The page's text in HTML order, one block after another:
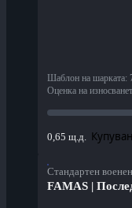
Шаблон на шарката:
Оценка на
0,65 щ.д.
Стандартен
FAMAS |